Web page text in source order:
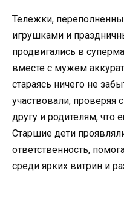
Тележки,
игрушками и
продвигались в
вместе с мужем
стараясь ничего не
участвовали, проверяя
другу и родителям, что
Старшие дети
ответственность,
среди ярких витрин и